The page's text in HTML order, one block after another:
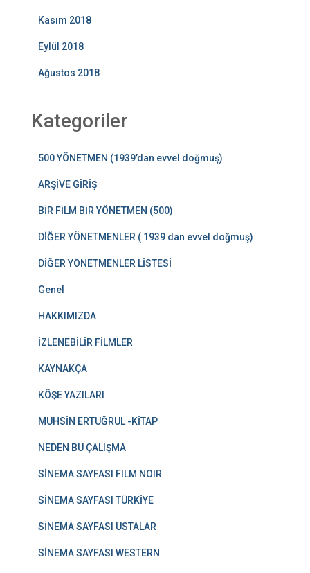
Kasım 2018
Eylül 2018
Ağustos 2018
Kategoriler
500 YÖNETMEN (1939’dan evvel doğmuş)
ARŞİVE GİRİŞ
BİR FİLM BİR YÖNETMEN (500)
DİĞER YÖNETMENLER ( 1939 dan evvel doğmuş)
DİĞER YÖNETMENLER LİSTESİ
Genel
HAKKIMIZDA
İZLENEBİLİR FİLMLER
KAYNAKÇA
KÖŞE YAZILARI
MUHSİN ERTUĞRUL -KİTAP
NEDEN BU ÇALIŞMA
SİNEMA SAYFASI FILM NOIR
SİNEMA SAYFASI TÜRKİYE
SİNEMA SAYFASI USTALAR
SİNEMA SAYFASI WESTERN